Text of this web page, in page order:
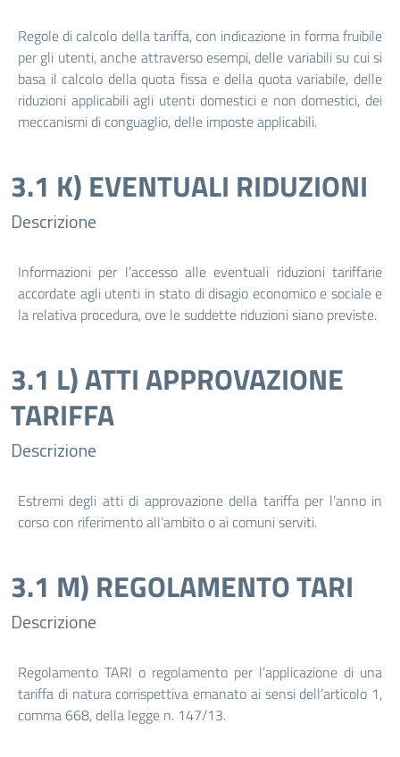
Regole di calcolo della tariffa, con indicazione in forma fruibile
per gli utenti, anche attraverso esempi, delle variabili su cui si
basa il calcolo della quota fissa e della quota variabile, delle
riduzioni applicabili agli utenti domestici e non domestici, dei
meccanismi di conguaglio, delle imposte applicabili.
3.1 K) EVENTUALI RIDUZIONI
Descrizione
Informazioni per l’accesso alle eventuali riduzioni tariffarie
accordate agli utenti in stato di disagio economico e sociale e
la relativa procedura, ove le suddette riduzioni siano previste.
3.1 L) ATTI APPROVAZIONE
TARIFFA
Descrizione
Estremi degli atti di approvazione della tariffa per l’anno in
corso con riferimento all’ambito o ai comuni serviti.
3.1 M) REGOLAMENTO TARI
Descrizione
Regolamento TARI o regolamento per l’applicazione di una
tariffa di natura corrispettiva emanato ai sensi dell’articolo 1,
comma 668, della legge n. 147/13.